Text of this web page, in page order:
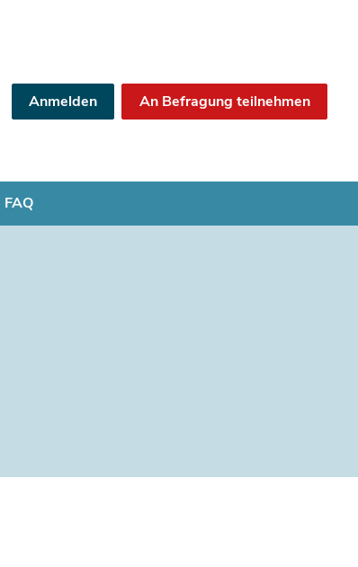
Anmelden An Befragung teilnehmen
FAQ